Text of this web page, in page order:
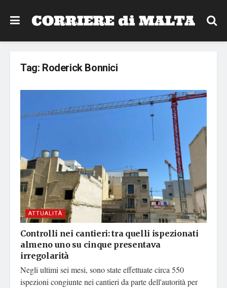
Tag: Roderick Bonnici
ATTUALITÀ
Controlli nei cantieri: tra quelli ispezionati
almeno uno su cinque presentava
irregolarità
Negli ultimi sei mesi, sono state effettuate circa 550
ispezioni congiunte nei cantieri da parte dell'autorità per